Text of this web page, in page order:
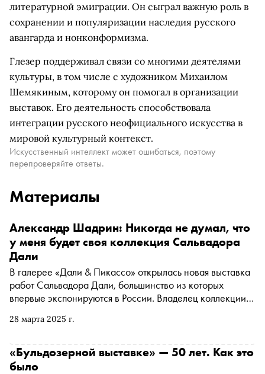
литературной эмиграции. Он сыграл важную роль в
сохранении и популяризации наследия русского
авангарда и нонконформизма.
Глезер поддерживал связи со многими деятелями
культуры, в том числе с художником Михаилом
Шемякиным, которому он помогал в организации
выставок. Его деятельность способствовала
интеграции русского неофициального искусства в
мировой культурный контекст.
Искусственный интеллект может ошибаться, поэтому
перепроверяйте ответы.
Материалы
28 марта 2025 г.
Александр Шадрин: Никогда не думал, что
у меня будет своя коллекция Сальвадора
Дали
В галерее «Дали & Пикассо» открылась новая выставка
работ Сальвадора Дали, большинство из которых
впервые экспонируются в России. Владелец коллекции
через кого собирал произведения сюрреалиста, а также
придумал уникальный конкурс для народов Севера в
России
«Бульдозерной выставке» — 50 лет. Как это
было